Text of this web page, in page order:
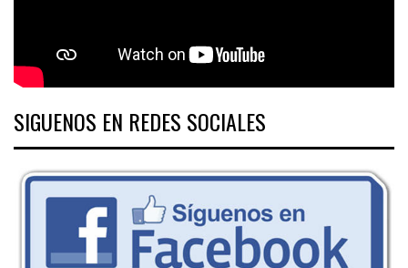
SIGUENOS EN REDES SOCIALES